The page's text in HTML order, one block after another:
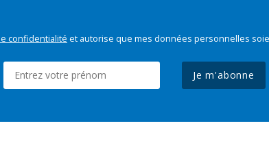
confidentialité et autorise que mes données personnelles
Je m'abonne